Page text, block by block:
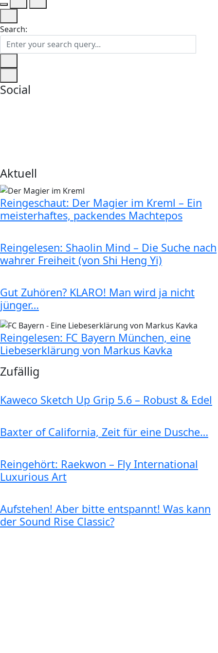
Search:
Social
Aktuell
Reingeschaut: Der Magier im Kreml – Ein
meisterhaftes, packendes Machtepos
Reingelesen: Shaolin Mind – Die Suche nach
wahrer Freiheit (von Shi Heng Yi)
Gut Zuhören? KLARO! Man wird ja nicht
jünger…
Reingelesen: FC Bayern München, eine
Liebeserklärung von Markus Kavka
Zufällig
Kaweco Sketch Up Grip 5.6 – Robust & Edel
Baxter of California, Zeit für eine Dusche…
Reingehört: Raekwon – Fly International
Luxurious Art
Aufstehen! Aber bitte entspannt! Was kann
der Sound Rise Classic?